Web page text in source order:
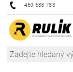
469 688 783